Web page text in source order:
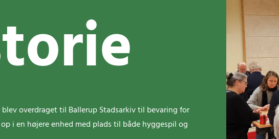
overdraget til Ballerup Stadsarkiv til bevaring for
i en højere enhed med plads til både hyggespil og